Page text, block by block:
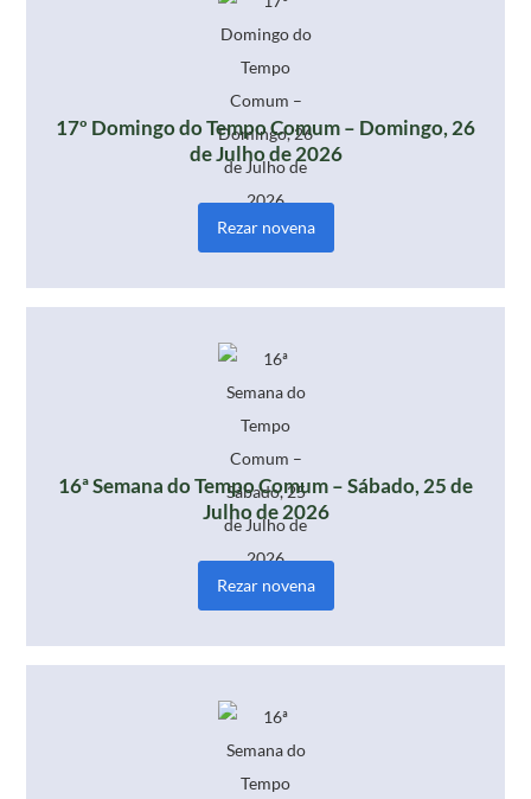
17º Domingo do Tempo Comum – Domingo, 26
de Julho de 2026
Rezar novena
16ª Semana do Tempo Comum – Sábado, 25 de
Julho de 2026
Rezar novena